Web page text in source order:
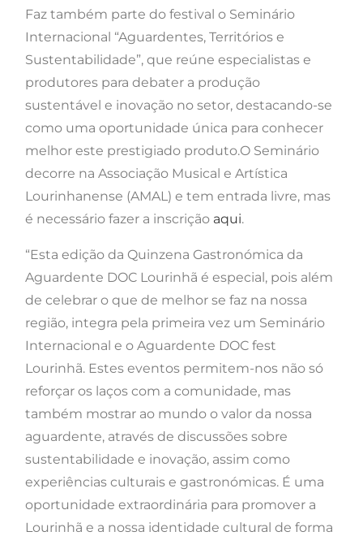
Faz também parte do festival o Seminário
Internacional “Aguardentes, Territórios e
Sustentabilidade”, que reúne especialistas e
produtores para debater a produção
sustentável e inovação no setor, destacando-se
como uma oportunidade única para conhecer
melhor este prestigiado produto​​.O Seminário
decorre na Associação Musical e Artística
Lourinhanense (AMAL) e tem entrada livre, mas
é necessário fazer a inscrição aqui.
“Esta edição da Quinzena Gastronómica da
Aguardente DOC Lourinhã é especial, pois além
de celebrar o que de melhor se faz na nossa
região, integra pela primeira vez um Seminário
Internacional e o Aguardente DOC fest
Lourinhã. Estes eventos permitem-nos não só
reforçar os laços com a comunidade, mas
também mostrar ao mundo o valor da nossa
aguardente, através de discussões sobre
sustentabilidade e inovação, assim como
experiências culturais e gastronómicas. É uma
oportunidade extraordinária para promover a
Lourinhã e a nossa identidade cultural de forma